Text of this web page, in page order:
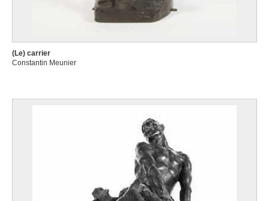
(Le) carrier
Constantin Meunier